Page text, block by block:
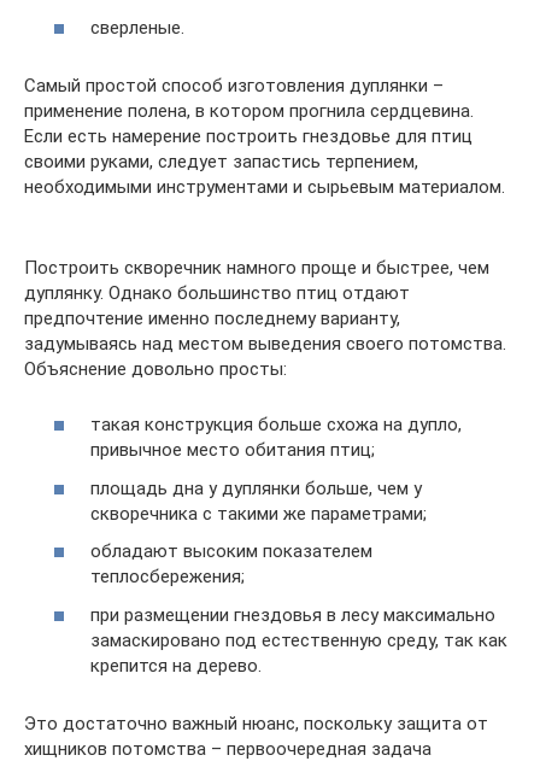
сверленые.
Самый простой способ изготовления дуплянки –
применение полена, в котором прогнила сердцевина.
Если есть намерение построить гнездовье для птиц
своими руками, следует запастись терпением,
необходимыми инструментами и сырьевым материалом.
Построить скворечник намного проще и быстрее, чем
дуплянку. Однако большинство птиц отдают
предпочтение именно последнему варианту,
задумываясь над местом выведения своего потомства.
Объяснение довольно просты:
такая конструкция больше схожа на дупло,
привычное место обитания птиц;
площадь дна у дуплянки больше, чем у
скворечника с такими же параметрами;
обладают высоким показателем
теплосбережения;
при размещении гнездовья в лесу максимально
замаскировано под естественную среду, так как
крепится на дерево.
Это достаточно важный нюанс, поскольку защита от
хищников потомства – первоочередная задача